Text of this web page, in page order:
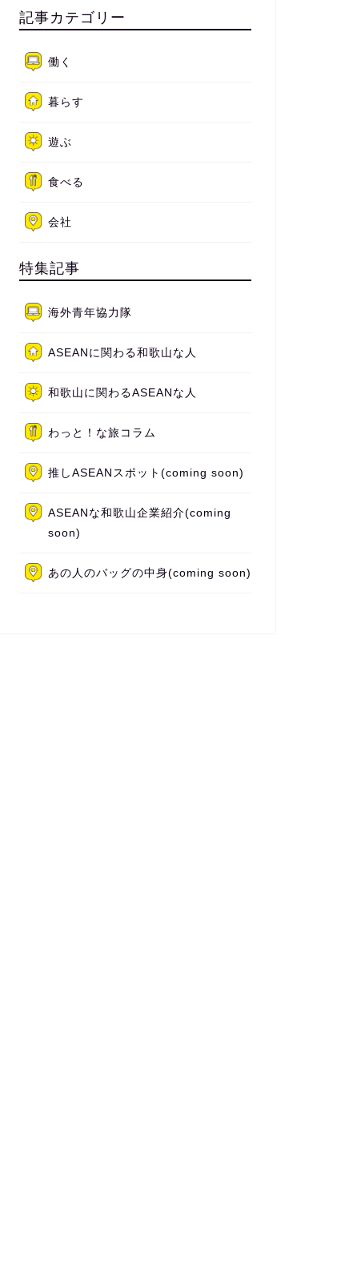
記事カテゴリー
働く
暮らす
遊ぶ
食べる
会社
特集記事
海外青年協力隊
ASEANに関わる和歌山な人
和歌山に関わるASEANな人
わっと！な旅コラム
推しASEANスポット(coming soon)
ASEANな和歌山企業紹介(coming
soon)
あの人のバッグの中身(coming soon)